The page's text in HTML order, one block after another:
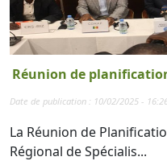
Réunion de
Date de publication : 10/02/2025 -
La Réunion de
Régional de Spécialis...